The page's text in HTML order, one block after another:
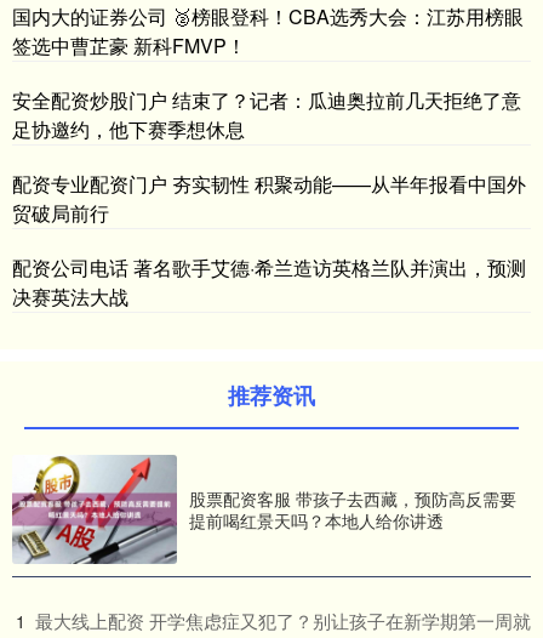
国内大的证券公司 🥈榜眼登科！CBA选秀大会：江苏用榜眼
签选中曹芷豪 新科FMVP！
安全配资炒股门户 结束了？记者：瓜迪奥拉前几天拒绝了意
足协邀约，他下赛季想休息
配资专业配资门户 夯实韧性 积聚动能——从半年报看中国外
贸破局前行
配资公司电话 著名歌手艾德·希兰造访英格兰队并演出，预测
决赛英法大战
推荐资讯
股票配资客服 带孩子去西藏，预防高反需要
提前喝红景天吗？本地人给你讲透
1 ​最大线上配资 开学焦虑症又犯了？别让孩子在新学期第一周就